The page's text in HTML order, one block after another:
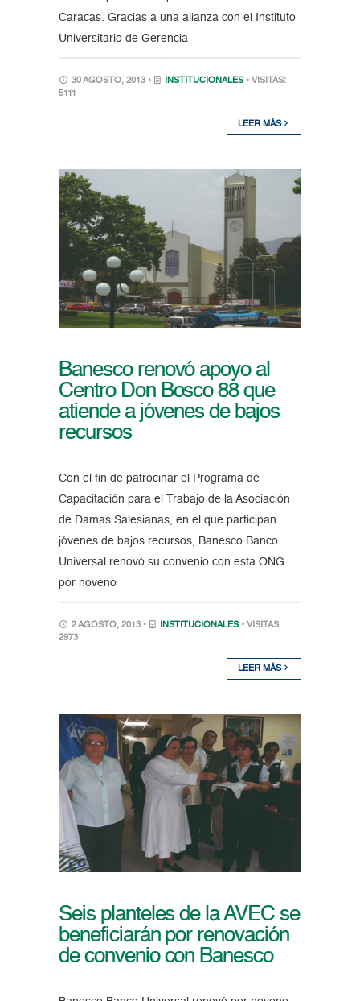
Caracas. Gracias a una alianza con el Instituto
Universitario de Gerencia
30 AGOSTO, 2013 • INSTITUCIONALES • VISITAS:
5111
LEER MÁS
Banesco renovó apoyo al
Centro Don Bosco 88 que
atiende a jóvenes de bajos
recursos
Con el fin de patrocinar el Programa de
Capacitación para el Trabajo de la Asociación
de Damas Salesianas, en el que participan
jóvenes de bajos recursos, Banesco Banco
Universal renovó su convenio con esta ONG
por noveno
2 AGOSTO, 2013 • INSTITUCIONALES • VISITAS:
2973
LEER MÁS
Seis planteles de la AVEC se
beneficiarán por renovación
de convenio con Banesco